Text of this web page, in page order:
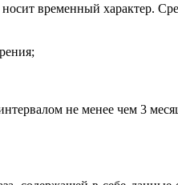
временный характер.
не менее чем 3